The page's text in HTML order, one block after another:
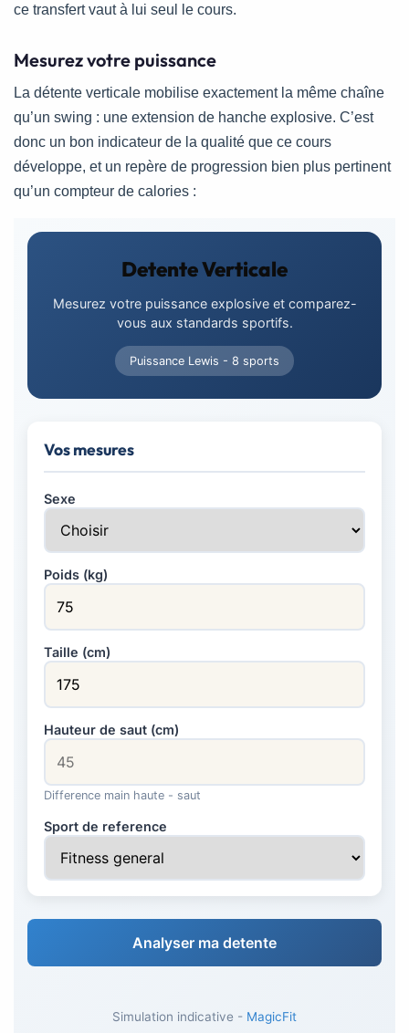
ce transfert vaut à lui seul le cours.
Mesurez votre puissance
La détente verticale mobilise exactement la même chaîne
qu’un swing : une extension de hanche explosive. C’est
donc un bon indicateur de la qualité que ce cours
développe, et un repère de progression bien plus pertinent
qu’un compteur de calories :
Detente Verticale
Mesurez votre puissance explosive et comparez-
vous aux standards sportifs.
Puissance Lewis - 8 sports
Vos mesures
Sexe
Poids (kg)
Taille (cm)
Hauteur de saut (cm)
Difference main haute - saut
Sport de reference
Analyser ma detente
Simulation indicative - MagicFit